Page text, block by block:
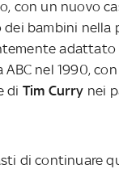
con un nuovo
bambini nella
adattato
nel 1990,
di Tim Curry nei
di continuare